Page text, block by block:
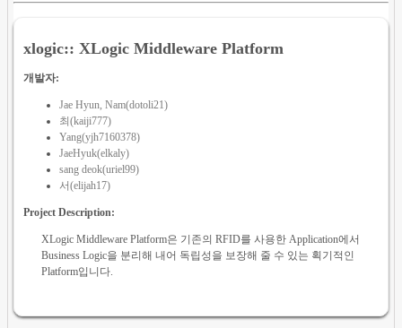
xlogic:: XLogic Middleware Platform
개발자:
Jae Hyun, Nam(dotoli21)
최(kaiji777)
Yang(yjh7160378)
JaeHyuk(elkaly)
sang deok(uriel99)
서(elijah17)
Project Description:
XLogic Middleware Platform은 기존의 RFID를 사용한 Application에서
Business Logic을 분리해 내어 독립성을 보장해 줄 수 있는 획기적인
Platform입니다.